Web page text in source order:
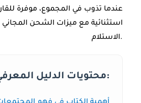
عندما تذوب في المجموع، موفرة
استثنائية مع ميزات الشحن
الاستلام.
محتويات الدليل المعرفي: